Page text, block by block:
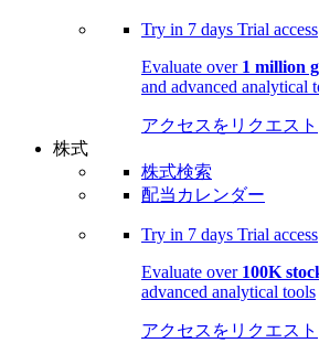
Try in 7 days Trial access
Evaluate over 1 million
and advanced analytical
アクセスをリクエスト
株式
株式検索
配当カレンダー
Try in 7 days Trial access
Evaluate over 100K
advanced analytical tools
アクセスをリクエスト